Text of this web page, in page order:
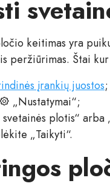
keitimas yra
peržiūrimas. Štai
įrankių juostos;
„Nustatymai“;
plotis“ arba
„Taikyti“.